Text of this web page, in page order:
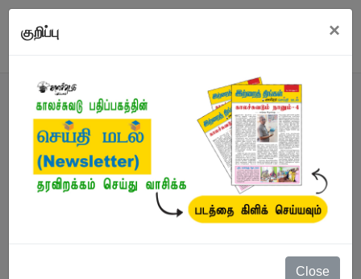
குறிப்பு ×
Close
வகைமைகள்
நூல்கள் / நவீனத் தமிழ் கிளாசிக் நாவல்